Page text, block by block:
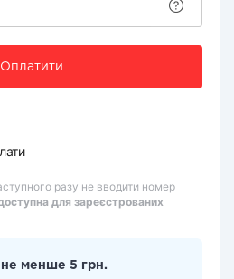
Оплатити
разу не вводити номер
для зареєстрованих
не менше 5 грн.